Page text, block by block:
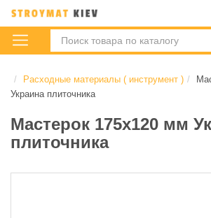
Расходные материалы ( инструмент )
Украина плиточника
Мастерок 175х120 мм
плиточника